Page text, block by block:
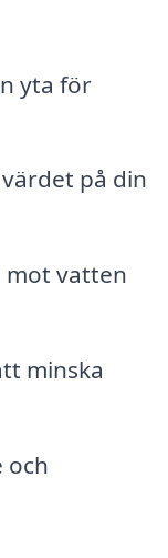
yta för
på din
mot vatten
minska
och